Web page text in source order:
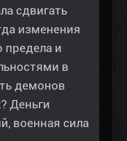
сдвигать
изменения
предела и
в
демонов
Деньги
военная сила